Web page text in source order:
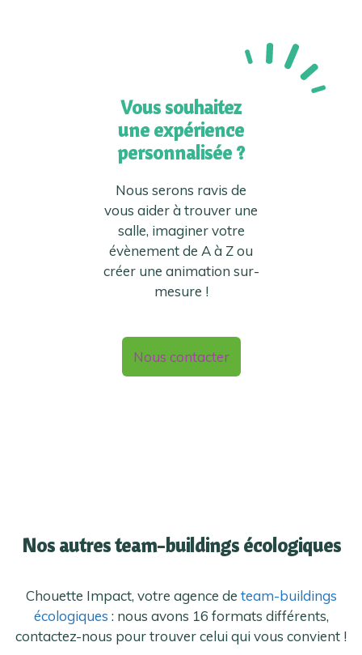
Vous souhaitez
une expérience
personnalisée ?
Nous serons ravis de
vous aider à trouver une
salle, imaginer votre
évènement de A à Z ou
créer une animation sur-
mesure !
Nous contacter
Nos autres team-buildings écologiques
Chouette Impact, votre agence de team-buildings
écologiques : nous avons 16 formats différents,
contactez-nous pour trouver celui qui vous convient !